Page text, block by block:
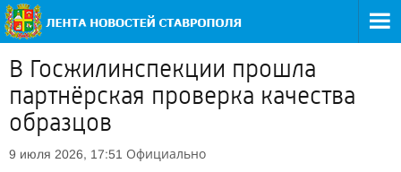
В Госжилинспекции прошла
партнёрская проверка качества
образцов
9 июля 2026, 17:51 Официально